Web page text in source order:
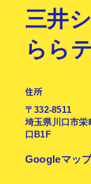
三井
らら
住所
〒332-8511
埼玉県川口市栄
口B1F
Googleマッ